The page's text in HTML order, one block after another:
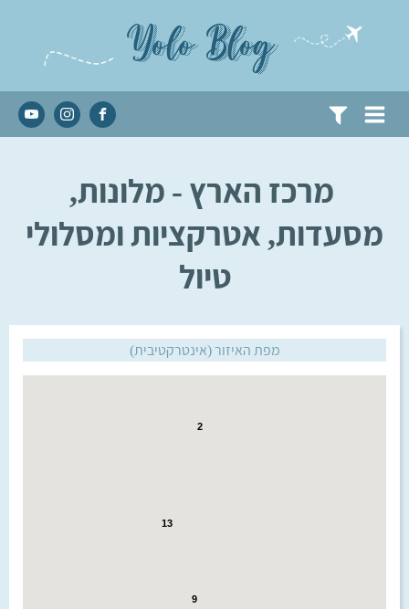
Yolo Blog
מרכז הארץ - מלונות,
מסעדות, אטרקציות ומסלולי
טיול
מפת האיזור (אינטרקטיבית)
13
9
2